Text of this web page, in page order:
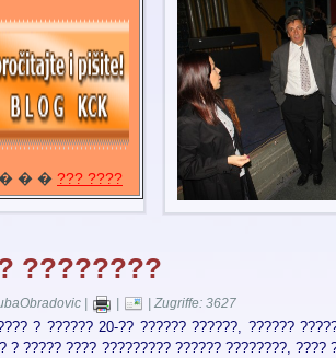
� � ??? ????
????????
| | Zugriffe: 3627
? ?????? 20-?? ?????? ??????, ??????
? ????? ???? ????????? ?????? ????????, ????